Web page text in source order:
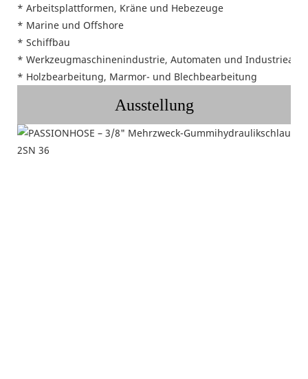
* Arbeitsplattformen, Kräne und Hebezeuge
* Marine und Offshore
* Schiffbau
* Werkzeugmaschinenindustrie, Automaten und
* Holzbearbeitung, Marmor- und Blechbearbeitung
Ausstellung